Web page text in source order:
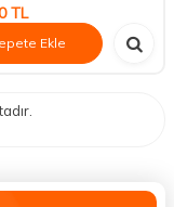
TL
Ekle